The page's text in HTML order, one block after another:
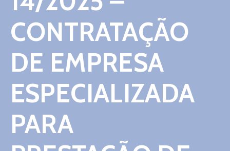
CONTRATAÇÃO
DE EMPRESA
ESPECIALIZADA
PARA